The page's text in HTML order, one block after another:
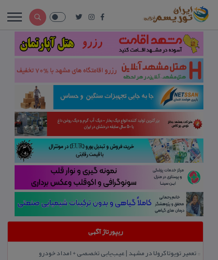
ریپورتاژ آگهی
:: تعمیر تویوتا كرولا در مشهد | عیب‌یابی تخصصی + امداد خودرو